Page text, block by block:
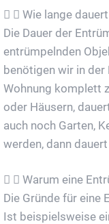
Wie lange
Die Dauer der
entrümpelnden
benötigen wir in der
Wohnung komplett
oder Häusern,
auch noch Garten,
werden, dann
Warum eine
Die Gründe für eine
Ist beispielsweise